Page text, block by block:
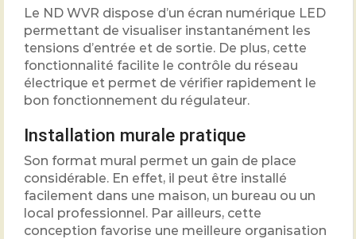
Le ND WVR dispose d’un écran numérique LED
permettant de visualiser instantanément les
tensions d’entrée et de sortie. De plus, cette
fonctionnalité facilite le contrôle du réseau
électrique et permet de vérifier rapidement le
bon fonctionnement du régulateur.
Installation murale pratique
Son format mural permet un gain de place
considérable. En effet, il peut être installé
facilement dans une maison, un bureau ou un
local professionnel. Par ailleurs, cette
conception favorise une meilleure organisation